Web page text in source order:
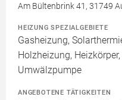
Am Bültenbrink 41, 31749
HEIZUNG SPEZIALGEBIETE
Gasheizung,
Holzheizung,
Umwälzpumpe
ANGEBOTENE TÄTIGKEITEN